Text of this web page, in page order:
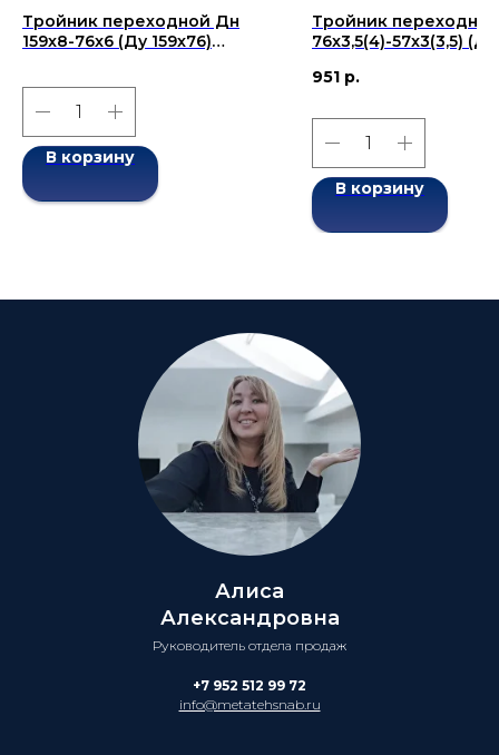
Тройник переходной Дн
159x8-76x6 (Ду 159x76)
В корзину
Тройник
76x3,5(4)-57x3(3,5)
2001
951 р.
В корзину
Алиса
Александровна
Руководитель отдела продаж
+7 952 512 99 72
info@metatehsnab.ru